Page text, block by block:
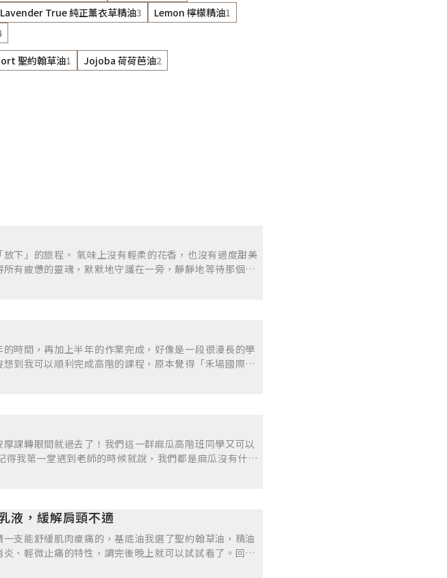
Lavender True 純正薰衣草精油3 Lemon 檸檬精油1
聖約翰草油1 Jojoba 荷荷芭油2
下」的旅程。 氣味上沒有輕柔的花香，也沒有過度甜美
有疲憊的靈魂，默默地守護在一旁，靜靜地等待那個願
頸或腰部...甚至到整個背部，總想要「直挺挺著」與
讓人很累的，因為我堅信人活著本來就有各自的壓力，
後，讓我體會到，所謂的放鬆並不是單純的「休息」，
睡眠的溫柔舒緩，像是老師傅那雙輕巧的手掌，慢慢
心靈的平衡點，提醒了我：「即使世界步調再快，也請
告一樣「世界越快，心則慢」！
時間，再加上半年的作業完成，好像是一段很漫長的學
到我可以順利完成高階的課程，原本覺得「禾場國際芳
在課程當中，我經驗到的是講師們仔細又有系統的教
中一起討論，都是幫助我在學習芳療這條路上的助力。
求。而在這高階課程中，透過分門別類，我認識到了更
、化學、健康，什麼都要會，讓我深深感覺到學習芳
老師們在課程中的重複詢問、透過畫圖增加記憶、安排
象。我特別喜歡課程後半段所講述，結合精油及人格特
到相關系統知識及精油運用，好像錯失可透過課程避免
才更讓人對所學能印象深刻。個案實務操作與學習成長
練習，針對個案想透過精油改善的主訴，嘗試調出精油
各種問題，在諮詢過程中，自己也一同檢視了日常的生
課轉眼間就過去了！我們這一群麻瓜高階班同學又可以
示範怎樣的姿勢才是正確的、也可以省力，比如說蹲馬
時提醒我們不要彎腰、姿勢正確的重要性，才不會受傷
界的經驗，所以在上課時也會著重技法的實用性跟流暢
淋巴的結構真的要好好的惡補一下。往往我只記得這個
對的位置去按摩其實不容易。 第二就是節奏感，老師有
習哪位同學的優點以補強自己。「慢」偏偏就是我這個
液，緩解肩頸不適
支能舒緩肌肉痠痛的，基底油我選了聖約翰草油，精油
、輕微止痛的特性，調完後晚上就可以試試看了。回家
媽洗完澡就拿出來用，抹在肩頸上用刮痧棒稍微按摩，